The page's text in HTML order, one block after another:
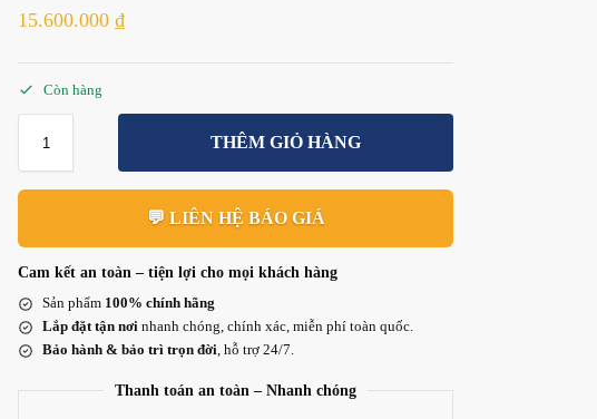
15.600.000₫
Còn hàng
THÊM GIỎ HÀNG
💬 LIÊN HỆ BÁO GIÁ
Cam kết an toàn – tiện lợi cho mọi khách hàng
Sản phẩm 100% chính hãng
Lắp đặt tận nơi nhanh chóng, chính xác, miễn phí toàn quốc.
Bảo hành & bảo trì trọn đời, hỗ trợ 24/7.
Thanh toán an toàn – Nhanh chóng